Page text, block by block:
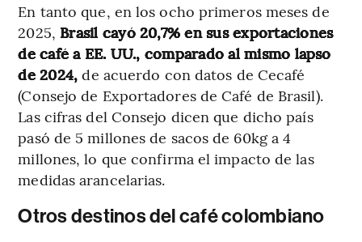
En tanto que, en los ocho primeros meses de
2025, Brasil cayó 20,7% en sus exportaciones
de café a EE. UU., comparado al mismo lapso
de 2024, de acuerdo con datos de Cecafé
(Consejo de Exportadores de Café de Brasil).
Las cifras del Consejo dicen que dicho país
pasó de 5 millones de sacos de 60kg a 4
millones, lo que confirma el impacto de las
medidas arancelarias.
Otros destinos del café colombiano